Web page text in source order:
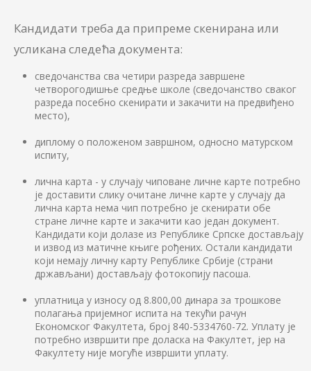
Кандидати треба да припреме скенирана или
усликана следећа документа:
сведочанства сва четири разреда завршене
четворогодишње средње школе (сведочанство сваког
разреда посебно скенирати и закачити на предвиђено
место),
диплому о положеном завршном, односно матурском
испиту,
лична карта - у случају чиповане личне карте потребно
је доставити слику очитане личне карте у случају да
лична карта нема чип потребно је скенирати обе
стране личне карте и закачити као један документ.
Кандидати који долазе из Републике Српске достављају
и извод из матичне књиге рођених. Остали кандидати
који немају личну карту Републике Србије (страни
држављани) достављају фотокопију пасоша.
уплатница у износу од 8.800,00 динара за трошкове
полагања пријемног испита на текући рачун
Економског Факултета, број 840-5334760-72. Уплату је
потребно извршити пре доласка на Факултет, јер на
Факултету није могуће извршити уплату.